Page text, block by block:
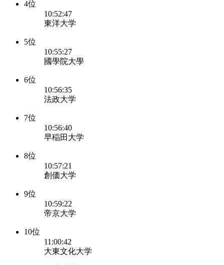
4位
10:52:47
東洋大学
5位
10:55:27
國學院大學
6位
10:56:35
法政大学
7位
10:56:40
早稲田大学
8位
10:57:21
創価大学
9位
10:59:22
帝京大学
10位
11:00:42
大東文化大学